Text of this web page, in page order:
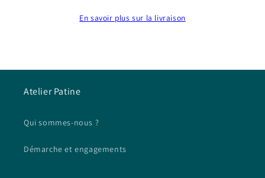
En savoir plus sur la livraison
Atelier Patine
Qui sommes-nous ?
Démarche et engagements